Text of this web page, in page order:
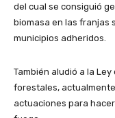
del cual se consiguió
biomasa en las franjas
municipios adheridos.
También aludió a la
forestales,
actuaciones para